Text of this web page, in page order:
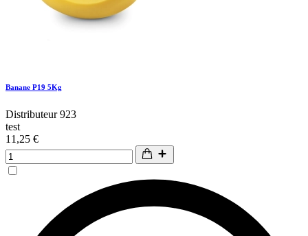
Banane P19 5Kg
Distributeur 923
test
11,25 €